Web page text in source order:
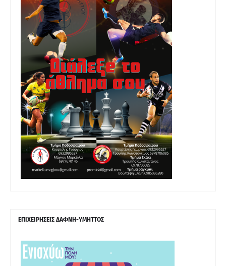
ΕΠΙΧΕΙΡΗΣΕΙΣ ΔΑΦΝΗ-ΥΜΗΤΤΟΣ